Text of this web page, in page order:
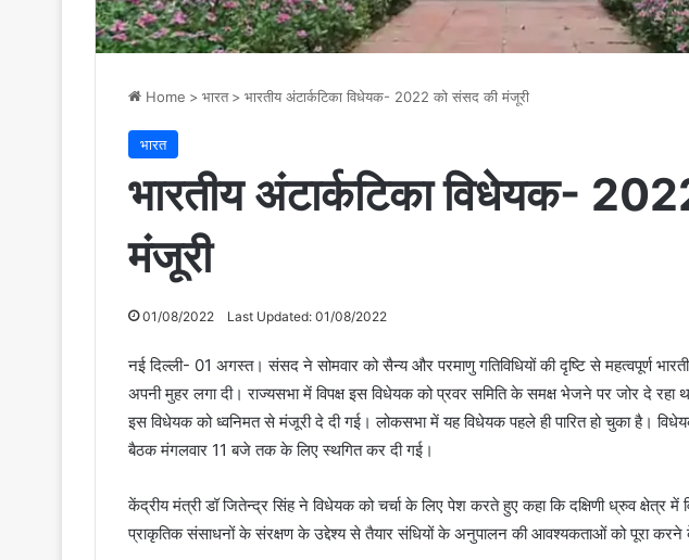
Home > भारत > भारतीय अंटार्कटिका विधेयक- 2022 को संसद की मंजूरी
भारत
भारतीय अंटार्कटिका विधेयक-
मंजूरी
01/08/2022 Last Updated: 01/08/2022
नई दिल्ली- 01 अगस्त। संसद ने सोमवार को सैन्य और परमाणु गतिविधियों की दृष्टि से महत्वपूर्ण
अपनी मुहर लगा दी। राज्यसभा में विपक्ष इस विधेयक को प्रवर समिति के समक्ष भेजने पर जोर दे
इस विधेयक को ध्वनिमत से मंजूरी दे दी गई। लोकसभा में यह विधेयक पहले ही पारित हो चुका है।
बैठक मंगलवार 11 बजे तक के लिए स्थगित कर दी गई।
केंद्रीय मंत्री डॉ जितेन्द्र सिंह ने विधेयक को चर्चा के लिए पेश करते हुए कहा कि दक्षिणी ध्रुव क्षेत्र
प्राकृतिक संसाधनों के संरक्षण के उद्देश्य से तैयार संधियों के अनुपालन की आवश्यकताओं को पूरा करने